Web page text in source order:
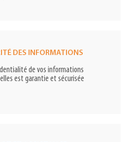
DES INFORMATIONS
de vos informations
est garantie et sécurisée